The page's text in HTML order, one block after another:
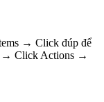
→ Click đúp để
→ Click Actions →